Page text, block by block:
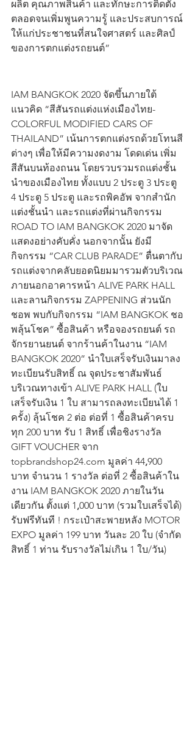
ผลิต คุณภาพสินค้า และทักษะการติดตั้ง
ตลอดจนเพิ่มพูนความรู้ และประสบการณ์
ให้แก่ประชาชนที่สนใจศาสตร์ และศิลป์
ของการตกแต่งรถยนต์”
IAM BANGKOK 2020 จัดขึ้นภายใต้
แนวคิด “สีสันรถแต่งแห่งเมืองไทย-
COLORFUL MODIFIED CARS OF
THAILAND” เน้นการตกแต่งรถด้วยโทนสี
ต่างๆ เพื่อให้มีความงดงาม โดดเด่น เพิ่ม
สีสันบนท้องถนน โดยรวบรวมรถแต่งชั้น
นำของเมืองไทย ทั้งแบบ 2 ประตู 3 ประตู
4 ประตู 5 ประตู และรถพิคอัพ จากสำนัก
แต่งชั้นนำ และรถแต่งที่ผ่านกิจกรรม
ROAD TO IAM BANGKOK 2020 มาจัด
แสดงอย่างคับคั่ง นอกจากนั้น ยังมี
กิจกรรม “CAR CLUB PARADE” ตื่นตากับ
รถแต่งจากคลับยอดนิยมมารวมตัวบริเวณ
ภายนอกอาคารหน้า ALIVE PARK HALL
และลานกิจกรรม ZAPPENING ส่วนนัก
ชอพ พบกับกิจกรรม “IAM BANGKOK ชอ
พลุ้นโชค” ซื้อสินค้า หรือจองรถยนต์ รถ
จักรยานยนต์ จากร้านค้าในงาน “IAM
BANGKOK 2020” นำใบเสร็จรับเงินมาลง
ทะเบียนรับสิทธิ์ ณ จุดประชาสัมพันธ์
บริเวณทางเข้า ALIVE PARK HALL (ใบ
เสร็จรับเงิน 1 ใบ สามารถลงทะเบียนได้ 1
ครั้ง) ลุ้นโชค 2 ต่อ ต่อที่ 1 ซื้อสินค้าครบ
ทุก 200 บาท รับ 1 สิทธิ์ เพื่อชิงรางวัล
GIFT VOUCHER จาก
topbrandshop24.com มูลค่า 44,900
บาท จำนวน 1 รางวัล ต่อที่ 2 ซื้อสินค้าใน
งาน IAM BANGKOK 2020 ภายในวัน
เดียวกัน ตั้งแต่ 1,000 บาท (รวมใบเสร็จได้)
รับฟรีทันที ! กระเป๋าสะพายหลัง MOTOR
EXPO มูลค่า 199 บาท วันละ 20 ใบ (จำกัด
สิทธิ์ 1 ท่าน รับรางวัลไม่เกิน 1 ใบ/วัน)